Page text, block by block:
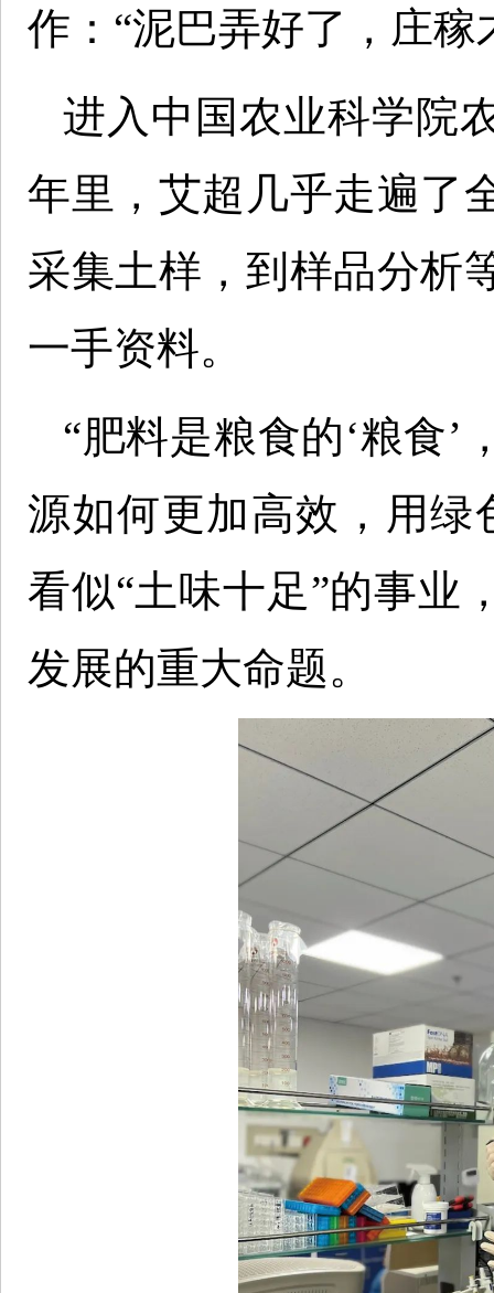
作：“泥巴弄好了，庄稼
进入中国农业科学院
年里，艾超几乎走遍了
采集土样，到样品分析
一手资料。
“肥料是粮食的‘粮食
源如何更加高效，用绿
看似“土味十足”的事业
发展的重大命题。